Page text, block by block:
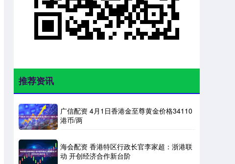
推荐资讯
广信配资 4月1日香港金至尊黄金价格34110
港币/两
海会配资 香港特区行政长官李家超：浙港联
动 开创经济合作新台阶